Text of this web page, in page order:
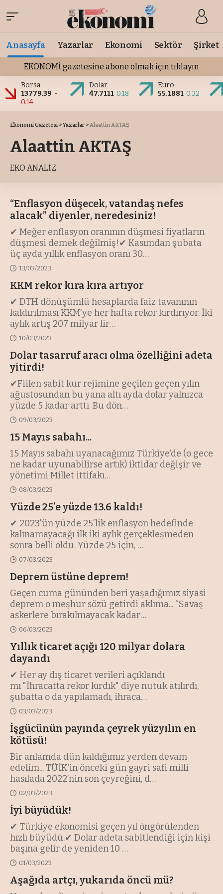
Anasayfa Yazarlar Ekonomi Sektör Şirket
EKONOMİ gazetesine abone olmak için tıklayın
Borsa
13779.39 -
0.14
Dolar
47.7111 0.18
Euro
55.1881 0.32
Ekonomi Gazetesi >Yazarlar >Alaattin AKTAŞ
Alaattin AKTAŞ
EKO ANALİZ
“Enflasyon düşecek, vatandaş nefes
alacak” diyenler, neredesiniz!
✔ Meğer enflasyon oranının düşmesi fiyatların
düşmesi demek değilmiş!✔ Kasımdan şubata
üç ayda yıllık enflasyon oranı 30…
13/03/2023
KKM rekor kıra kıra artıyor
✔ DTH dönüşümlü hesaplarda faiz tavanının
kaldırılması KKM'ye her hafta rekor kırdırıyor. İki
aylık artış 207 milyar lir…
10/03/2023
Dolar tasarruf aracı olma özelliğini adeta
yitirdi!
✔Fiilen sabit kur rejimine geçilen geçen yılın
ağustosundan bu yana altı ayda dolar yalnızca
yüzde 5 kadar arttı. Bu dön…
09/03/2023
15 Mayıs sabahı...
15 Mayıs sabahı uyanacağımız Türkiye’de (o gece
ne kadar uyunabilirse artık) iktidar değişir ve
yönetimi Millet ittifakı…
08/03/2023
Yüzde 25’e yüzde 13.6 kaldı!
✔ 2023'ün yüzde 25'lik enflasyon hedefinde
kalınamayacağı ilk iki aylık gerçekleşmeden
sonra belli oldu. Yüzde 25 için, …
07/03/2023
Deprem üstüne deprem!
Geçen cuma gününden beri yaşadığımız siyasi
deprem o meşhur sözü getirdi aklıma... “Savaş
askerlere bırakılmayacak kadar…
06/03/2023
Yıllık ticaret açığı 120 milyar dolara
dayandı
✔ Her ay dış ticaret verileri açıklandı
mı "İhracatta rekor kırdık" diye nutuk atılırdı,
şubatta o da yapılamadı, ihraca…
03/03/2023
İşgücünün payında çeyrek yüzyılın en
kötüsü!
Bir anlamda dün kaldığımız yerden devam
edelim... TÜİK’in önceki gün gayri safi milli
hasılada 2022’nin son çeyreğini, d…
02/03/2023
İyi büyüdük!
✔ Türkiye ekonomisi geçen yıl öngörülenden
hızlı büyüdü.✔ Dolar adeta sabitlendiği için kişi
başına gelir de yeniden 10 …
01/03/2023
Aşağıda artçı, yukarıda öncü mü?